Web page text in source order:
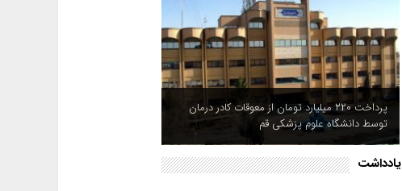
پرداخت ۲۲۰ میلیارد تومان از معوقات کادر درمان
توسط دانشگاه علوم پزشکی قم
یادداشت